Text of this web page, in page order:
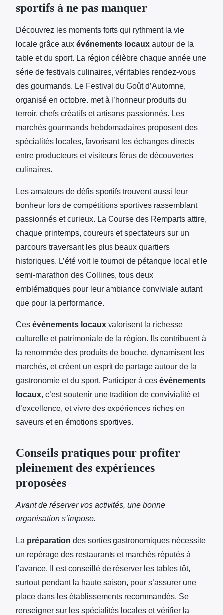
sportifs à ne pas manquer
Découvrez les moments forts qui rythment la vie
locale grâce aux événements locaux autour de la
table et du sport. La région célèbre chaque année une
série de festivals culinaires, véritables rendez-vous
des gourmands. Le Festival du Goût d’Automne,
organisé en octobre, met à l’honneur produits du
terroir, chefs créatifs et artisans passionnés. Les
marchés gourmands hebdomadaires proposent des
spécialités locales, favorisant les échanges directs
entre producteurs et visiteurs férus de découvertes
culinaires.
Les amateurs de défis sportifs trouvent aussi leur
bonheur lors de compétitions sportives rassemblant
passionnés et curieux. La Course des Remparts attire,
chaque printemps, coureurs et spectateurs sur un
parcours traversant les plus beaux quartiers
historiques. L’été voit le tournoi de pétanque local et le
semi-marathon des Collines, tous deux
emblématiques pour leur ambiance conviviale autant
que pour la performance.
Ces événements locaux valorisent la richesse
culturelle et patrimoniale de la région. Ils contribuent à
la renommée des produits de bouche, dynamisent les
marchés, et créent un esprit de partage autour de la
gastronomie et du sport. Participer à ces événements
locaux, c’est soutenir une tradition de convivialité et
d’excellence, et vivre des expériences riches en
saveurs et en émotions sportives.
Conseils pratiques pour profiter
pleinement des expériences
proposées
Avant de réserver vos activités, une bonne
organisation s’impose.
La préparation des sorties gastronomiques nécessite
un repérage des restaurants et marchés réputés à
l’avance. Il est conseillé de réserver les tables tôt,
surtout pendant la haute saison, pour s’assurer une
place dans les établissements recommandés. Se
renseigner sur les spécialités locales et vérifier la